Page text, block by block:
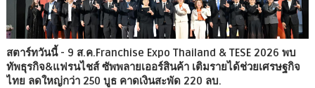
สตาร์ทวันนี้ - 9 ส.ค.Franchise Expo Thailand & TESE 2026 พบ
ทัพธุรกิจ&แฟรนไชส์ ซัพพลายเออร์สินค้า เติมรายได้ช่วยเศรษฐกิจ
ไทย ลดใหญ่กว่า 250 บูธ คาดเงินสะพัด 220 ลบ.